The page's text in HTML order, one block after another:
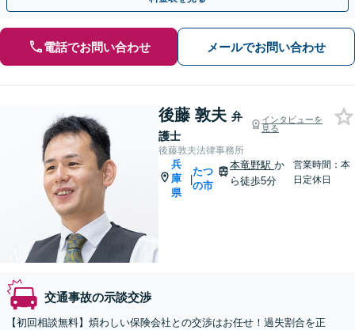
電話でお問い合わせ メールでお問い合わせ
後藤 敦夫 弁
護士
インタビューを
見る
後藤敦夫法律事務所
兵
庫
県
|
たつ
の市
本竜野駅か
ら徒歩5分
営業時間：本
日定休日
交通事故の示談交渉
【初回相談無料】煩わしい保険会社との交渉はお任せ！過失割合を正